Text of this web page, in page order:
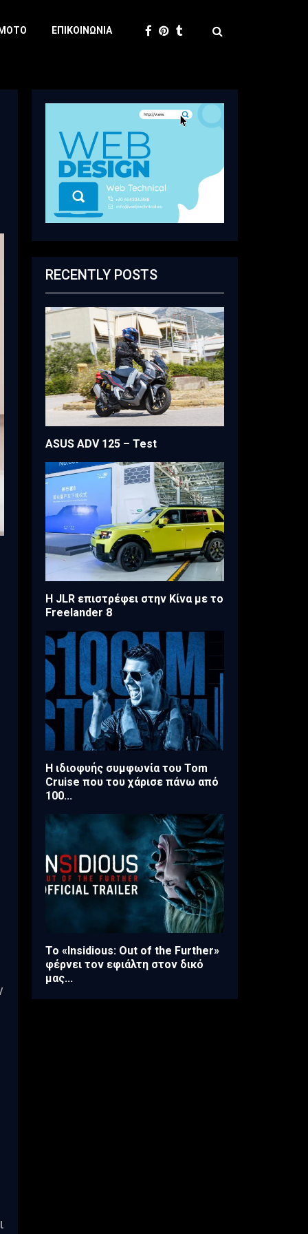
ΕΠΙΚΟΙΝΩΝΊΑ
RECENTLY POSTS
ASUS ADV 125 – Test
Η JLR επιστρέφει στην Κίνα με το
Freelander 8
Η ιδιοφυής συμφωνία του Tom
Cruise που του χάρισε πάνω από
100...
Το «Insidious: Out of the Further»
φέρνει τον εφιάλτη στον δικό
μας...